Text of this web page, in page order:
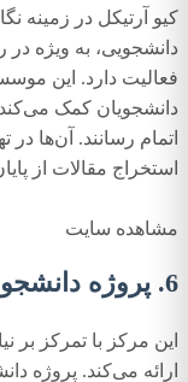
کیو آرتیکل در زمینه
دانشجویی، به ویژه
فعالیت دارد. این
دانشجویان کمک می‌کند
اتمام رسانند. آن‌ها
استخراج مقالات از
مشاهده سایت
6. پروژه دانشجو
این مرکز با تمرکز بر
ارائه می‌کند. پروژه